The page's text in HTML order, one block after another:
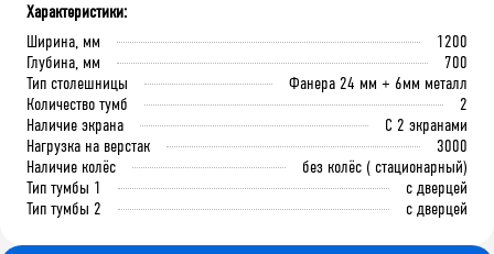
Характеристики:
Ширина, мм
1200
Глубина, мм
700
Тип столешницы
Фанера 24 мм + 6мм металл
Количество тумб
2
Наличие экрана
С 2 экранами
Нагрузка на верстак
3000
Наличие колёс
без колёс ( стационарный)
Тип тумбы 1
с дверцей
Тип тумбы 2
с дверцей